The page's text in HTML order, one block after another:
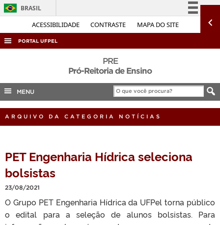
ACESSIBILIDADE CONTRASTE MAPA DO SITE
BRASIL
Simplifique!
Acesso à informação
Legislação
Canais
PORTAL UFPEL
COBALTO
CONCURSOS
OUVIDORIA
PORTARIAS
TELEFONES
PRE
Pró-Reitoria de Ensino
MENU
ARQUIVO DA CATEGORIA NOTÍCIAS
PET Engenharia Hídrica seleciona
bolsistas
23/08/2021
O Grupo PET Engenharia Hídrica da UFPel torna público
o edital para a seleção de alunos bolsistas. Para